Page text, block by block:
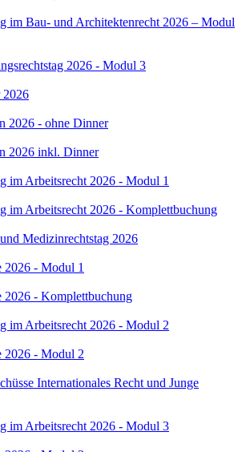
im Bau- und Architektenrecht 2026 – Modul
2026 - Modul 3
2026
2026 - ohne Dinner
2026 inkl. Dinner
im Arbeitsrecht 2026 - Modul 1
im Arbeitsrecht 2026 - Komplettbuchung
Medizinrechtstag 2026
2026 - Modul 1
2026 - Komplettbuchung
im Arbeitsrecht 2026 - Modul 2
2026 - Modul 2
Internationales Recht und Junge
im Arbeitsrecht 2026 - Modul 3